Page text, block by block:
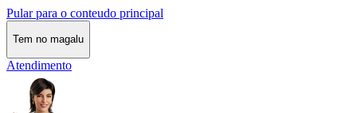
Pular para o conteudo principal
Tem no magalu
Atendimento